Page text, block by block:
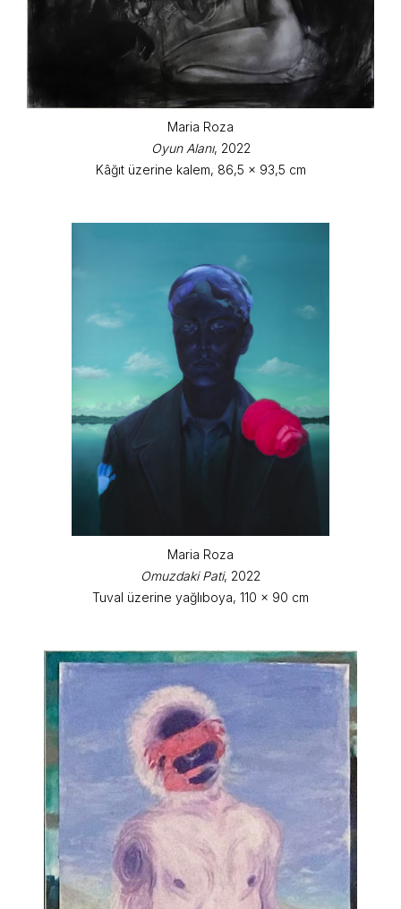
Maria Roza
Oyun Alanı, 2022
Kâğıt üzerine kalem, 86,5 x 93,5 cm
Maria Roza
Omuzdaki Pati, 2022
Tuval üzerine yağlıboya, 110 x 90 cm